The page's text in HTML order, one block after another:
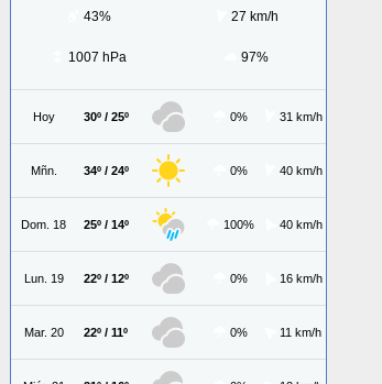
43% 27 km/h
1007 hPa 97%
Hoy 30º / 25º 0% 31 km/h
Mñn. 34º / 24º 0% 40 km/h
Dom. 18 25º / 14º 100% 40 km/h
Lun. 19 22º / 12º 0% 16 km/h
Mar. 20 22º / 11º 0% 11 km/h